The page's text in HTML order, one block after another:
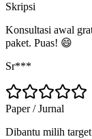
Skripsi
Konsultasi awal
paket. Puas! 😄
Sr***
Paper / Jurnal
Dibantu milih